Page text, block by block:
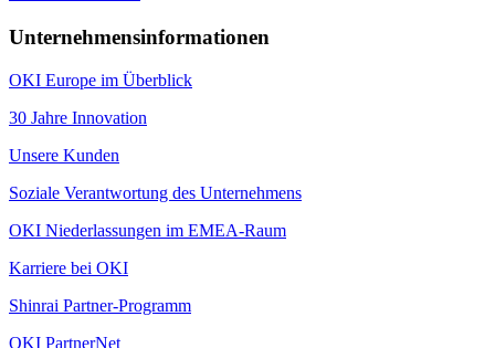
Unternehmensinformationen
OKI Europe im Überblick
30 Jahre Innovation
Unsere Kunden
Soziale Verantwortung des Unternehmens
OKI Niederlassungen im EMEA-Raum
Karriere bei OKI
Shinrai Partner-Programm
OKI PartnerNet